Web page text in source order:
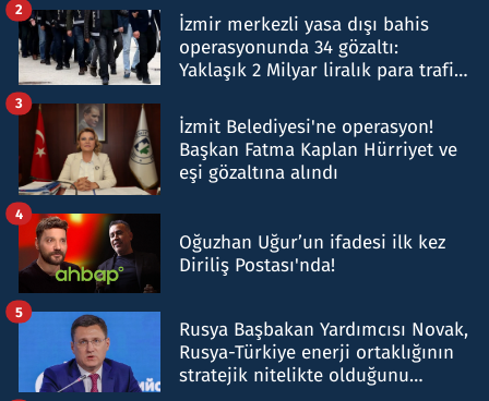
İzmir merkezli yasa dışı bahis
operasyonunda 34 gözaltı:
Yaklaşık 2 Milyar liralık para trafiği
2
İzmit Belediyesi'ne operasyon!
Başkan Fatma Kaplan Hürriyet ve
eşi gözaltına alındı
3
Oğuzhan Uğur’un ifadesi ilk kez
Diriliş Postası'nda!
4
Rusya Başbakan Yardımcısı Novak,
Rusya-Türkiye enerji ortaklığının
stratejik nitelikte olduğunu
5